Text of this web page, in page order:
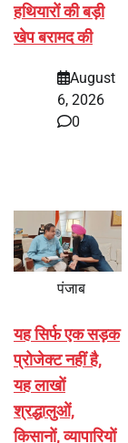
हथियारों की बड़ी
खेप बरामद की
August
6, 2026
0
पंजाब
यह सिर्फ एक सड़क
प्रोजेक्ट नहीं है,
यह लाखों
श्रद्धालुओं,
किसानों, व्यापारियों